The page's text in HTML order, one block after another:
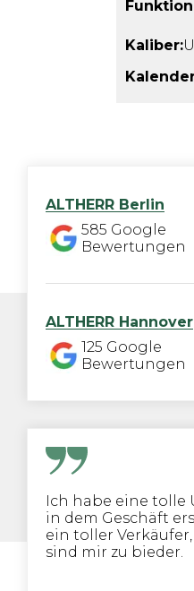
Kaliber:
ALTHERR Berlin
585 Google
Bewertungen
ALTHERR Hannover
125 Google
Bewertungen
Ich habe eine tolle
in dem Geschäft
ein toller
sind mir zu bieder.